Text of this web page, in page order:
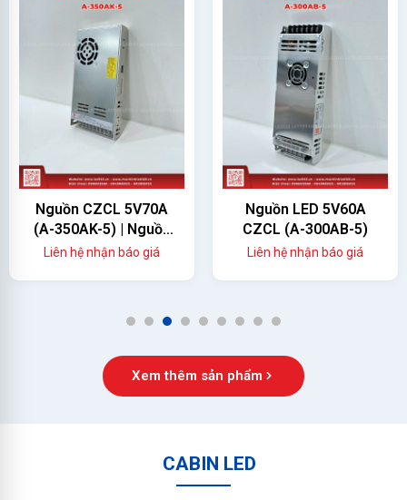
Nguồn CZCL 5V70A
(A-350AK-5) | Nguồn
Màn Hình LED 350W
Liên hệ nhận báo giá
Nguồn LED 5V60A
CZCL (A-300AB-5)
Liên hệ nhận báo giá
1 2 3 4 5 6 7 8 9
Xem thêm sản phẩm
CABIN LED